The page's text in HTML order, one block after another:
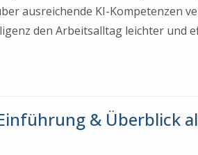
ausreichende KI-Kompetenzen
den Arbeitsalltag leichter
& Überblick